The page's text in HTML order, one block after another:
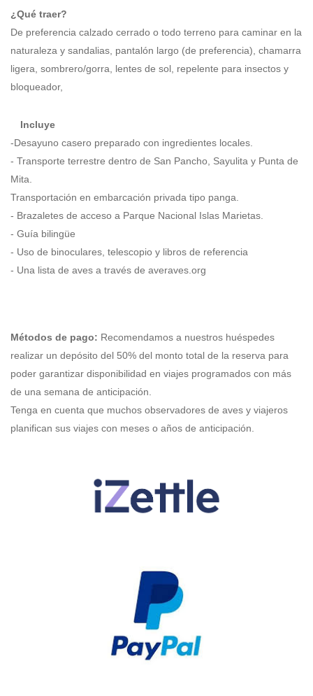
¿Qué traer?
De preferencia calzado cerrado o todo terreno para caminar en la
naturaleza y sandalias, pantalón largo (de preferencia), chamarra
ligera, sombrero/gorra, lentes de sol, repelente para insectos y
bloqueador,
Incluye
-Desayuno casero preparado con ingredientes locales.
- Transporte terrestre dentro de San Pancho, Sayulita y Punta de
Mita.
Transportación en embarcación privada tipo panga.
- Brazaletes de acceso a Parque Nacional Islas Marietas.
- Guía bilingüe
- Uso de binoculares, telescopio y libros de referencia
- Una lista de aves a través de averaves.org
Métodos de pago: Recomendamos a nuestros huéspedes
realizar un depósito del 50% del monto total de la reserva para
poder garantizar disponibilidad en viajes programados con más
de una semana de anticipación.
Tenga en cuenta que muchos observadores de aves y viajeros
planifican sus viajes con meses o años de anticipación.